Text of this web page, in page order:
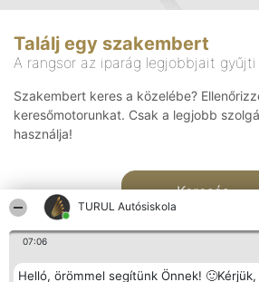
TURUL Autósiskola
07:06
Helló, örömmel segítünk Önnek! 🙂Kérjük,
Találj egy szakembert
A rangsor az iparág legjobbjait
Szakembert keres a közelébe?
keresőmotorunkat. Csak a legjobb
használja!
Keresés